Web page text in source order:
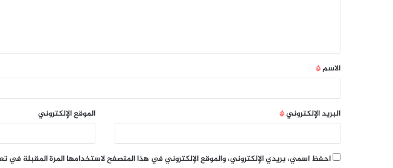
الاسم*
البريد الإلكتروني* الموقع الإلكتروني
احفظ اسمي، بريدي الإلكتروني، والموقع الإلكتروني في هذا المتصفح لاستخدامها المرة المقبلة في